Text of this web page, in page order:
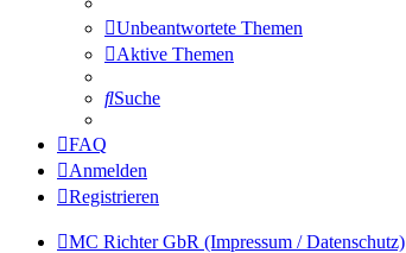
Unbeantwortete Themen
Aktive Themen
Suche
FAQ
Anmelden
Registrieren
MC Richter GbR (Impressum / Datenschutz)